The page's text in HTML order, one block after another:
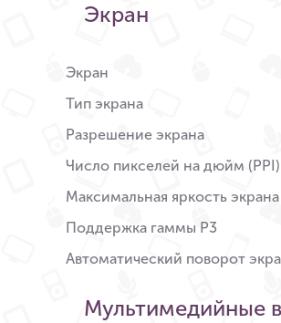
Экран
Экран
Тип экрана
Разрешение экрана
Число пикселей на дюйм (PPI)
Максимальная яркость экрана
Поддержка гаммы P3
Автоматический поворот
Мультимедийные